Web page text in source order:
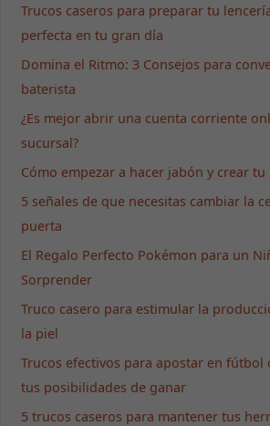
Trucos caseros para preparar tu
perfecta en tu gran día
Domina el Ritmo: 3 Consejos para
baterista
¿Es mejor abrir una cuenta corriente
sucursal?
Cómo empezar a hacer jabón y crear
5 señales de que necesitas cambiar la
puerta
El Regalo Perfecto Pokémon para un
Sorprender
Truco casero para estimular la
la piel
Trucos efectivos para apostar en fútbol
tus posibilidades de ganar
5 trucos caseros para mantener tus